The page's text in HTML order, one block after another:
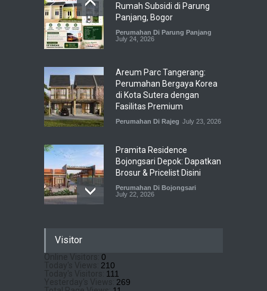
Rumah Subsidi di Parung
Panjang, Bogor
Perumahan Di Parung Panjang
July 24, 2026
Areum Parc Tangerang:
Perumahan Bergaya Korea
di Kota Sutera dengan
Fasilitas Premium
Perumahan Di Rajeg July 23, 2026
Pramita Residence
Bojongsari Depok: Dapatkan
Brosur & Pricelist Disini
Perumahan Di Bojongsari
July 22, 2026
July 3, 2026
Visitor
0
210
111
269